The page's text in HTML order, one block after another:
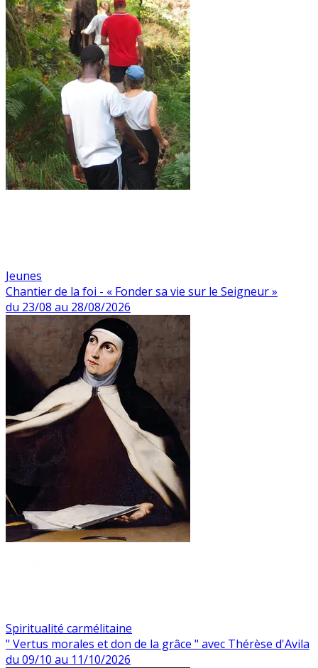
Jeunes
Chantier de la foi - « Fonder sa vie sur le Seigneur »
du 23/08 au 28/08/2026
Spiritualité carmélitaine
" Vertus morales et don de la grâce " avec Thérèse d'Avila
du 09/10 au 11/10/2026